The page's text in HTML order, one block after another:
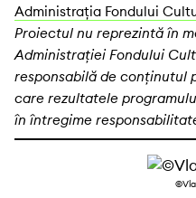
Administrația Fondului
Proiectul nu reprezintă în
Administrației Fondului
responsabilă de conținutul
care rezultatele
în întregime